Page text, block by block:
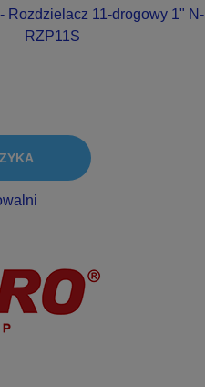
Rozdzielacz 11-drogowy 1" N-
RZP11S